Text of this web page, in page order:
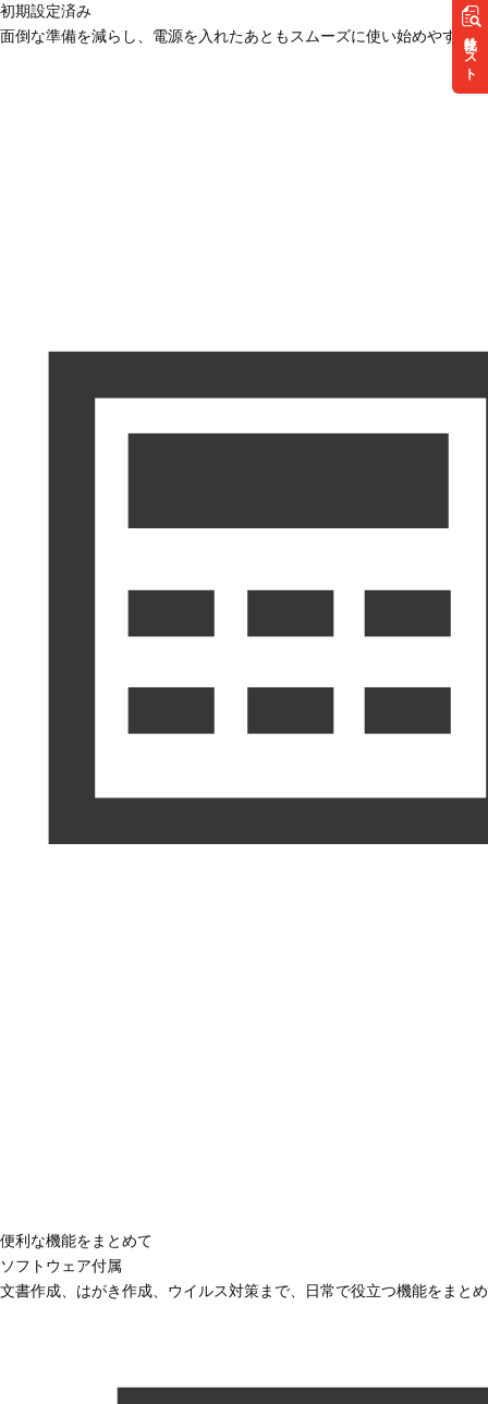
リスト
初期設定済み
面倒な準備を減らし、電源を入れたあともスムーズに使い始めやすい
便利な機能をまとめて
ソフトウェア付属
文書作成、はがき作成、ウイルス対策まで、日常で役立つ機能をまと